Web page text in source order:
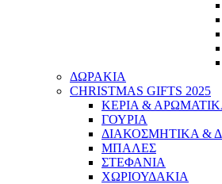
ΔΩΡΑΚΙΑ
CHRISTMAS GIFTS 2025
ΚΕΡΙΑ &
ΓΟΥΡΙΑ
ΔΙΑΚΟΣΜΗΤΙΚΑ &
ΜΠΑΛΕΣ
ΣΤΕΦΑΝΙΑ
ΧΩΡΙΟΥΔΑΚΙΑ